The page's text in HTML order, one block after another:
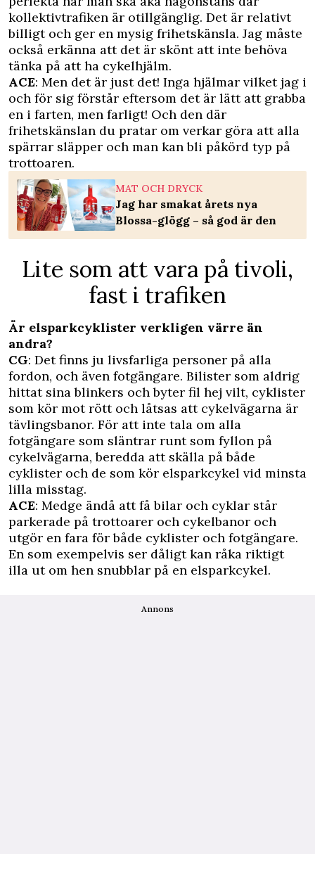
kollektivtrafiken är otillgänglig. Det är relativt
billigt och ger en mysig frihetskänsla. Jag måste
också erkänna att det är skönt att inte behöva
tänka på att ha cykelhjälm.
ACE: Men det är just det! Inga hjälmar vilket jag i
och för sig förstår eftersom det är lätt att grabba
en i farten, men farligt! Och den där
frihetskänslan du pratar om verkar göra att alla
spärrar släpper och man kan bli påkörd typ på
trottoaren.
MAT OCH DRYCK
Jag har smakat årets nya
Blossa-glögg – så god är den
Lite som att vara på tivoli,
fast i trafiken
Är elsparkcyklister verkligen värre än
andra?
CG: Det finns ju livsfarliga personer på alla
fordon, och även fotgängare. Bilister som aldrig
hittat sina blinkers och byter fil hej vilt, cyklister
som kör mot rött och låtsas att cykelvägarna är
tävlingsbanor. För att inte tala om alla
fotgängare som släntrar runt som fyllon på
cykelvägarna, beredda att skälla på både
cyklister och de som kör elsparkcykel vid minsta
lilla misstag.
ACE: Medge ändå att få bilar och cyklar står
parkerade på trottoarer och cykelbanor och
utgör en fara för både cyklister och fotgängare.
En som exempelvis ser dåligt kan råka riktigt
illa ut om hen snubblar på en elsparkcykel.
Annons